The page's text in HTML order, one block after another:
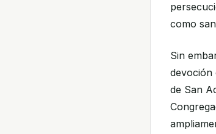
como
Sin
devoción
de San